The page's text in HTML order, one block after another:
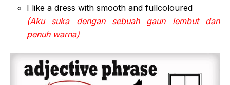
I like a dress with smooth and fullcoloured
(Aku suka dengan sebuah gaun lembut dan
penuh warna)